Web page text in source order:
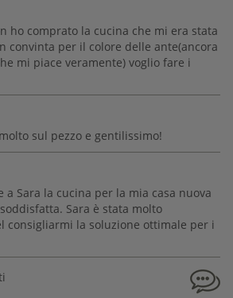
ho comprato la cucina che mi era stata
convinta per il colore delle ante(ancora
mi piace veramente) voglio fare i
sul pezzo e gentilissimo!
a Sara la cucina per la mia casa nuova
Sara è stata molto
consigliarmi la soluzione ottimale per i